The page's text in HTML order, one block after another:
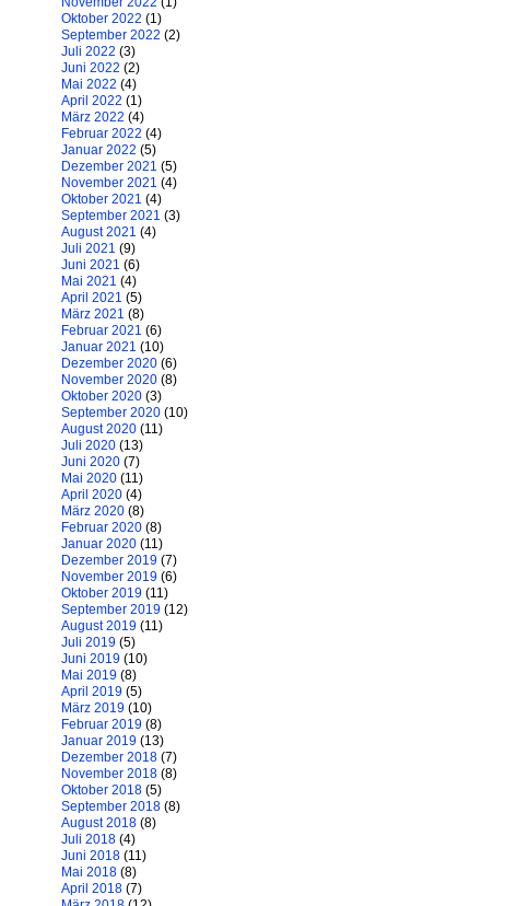
Oktober 2022 (1)
September 2022 (2)
Juli 2022 (3)
Juni 2022 (2)
Mai 2022 (4)
April 2022 (1)
März 2022 (4)
Februar 2022 (4)
Januar 2022 (5)
Dezember 2021 (5)
November 2021 (4)
Oktober 2021 (4)
September 2021 (3)
August 2021 (4)
Juli 2021 (9)
Juni 2021 (6)
Mai 2021 (4)
April 2021 (5)
März 2021 (8)
Februar 2021 (6)
Januar 2021 (10)
Dezember 2020 (6)
November 2020 (8)
Oktober 2020 (3)
September 2020 (10)
August 2020 (11)
Juli 2020 (13)
Juni 2020 (7)
Mai 2020 (11)
April 2020 (4)
März 2020 (8)
Februar 2020 (8)
Januar 2020 (11)
Dezember 2019 (7)
November 2019 (6)
Oktober 2019 (11)
September 2019 (12)
August 2019 (11)
Juli 2019 (5)
Juni 2019 (10)
Mai 2019 (8)
April 2019 (5)
März 2019 (10)
Februar 2019 (8)
Januar 2019 (13)
Dezember 2018 (7)
November 2018 (8)
Oktober 2018 (5)
September 2018 (8)
August 2018 (8)
Juli 2018 (4)
Juni 2018 (11)
Mai 2018 (8)
April 2018 (7)